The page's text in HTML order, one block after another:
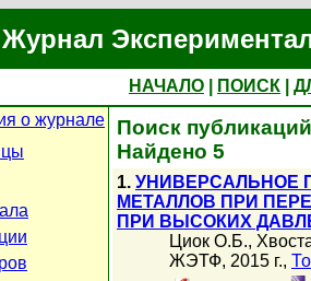
Журнал
НАЧАЛО ПОИСК
о журнале
Поиск
Найдено 5
1. УНИВЕРСАЛЬНОЕ
МЕТАЛЛОВ ПРИ
ПРИ ВЫСОКИХ
Циок О.Б.,
ЖЭТФ, 2015 г.,